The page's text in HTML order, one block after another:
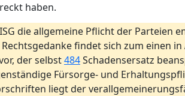
haben.
die allgemeine Pflicht der Parteien
findet sich zum einen in
der selbst484Schadensersatz
Fürsorge- und
liegt der